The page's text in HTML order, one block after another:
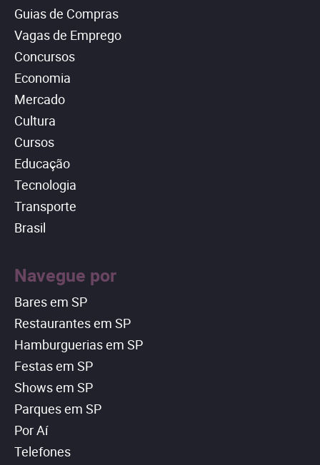
Guias de Compras
Vagas de Emprego
Concursos
Economia
Mercado
Cultura
Cursos
Educação
Tecnologia
Transporte
Brasil
Navegue por
Bares em SP
Restaurantes em SP
Hamburguerias em SP
Festas em SP
Shows em SP
Parques em SP
Por Aí
Telefones